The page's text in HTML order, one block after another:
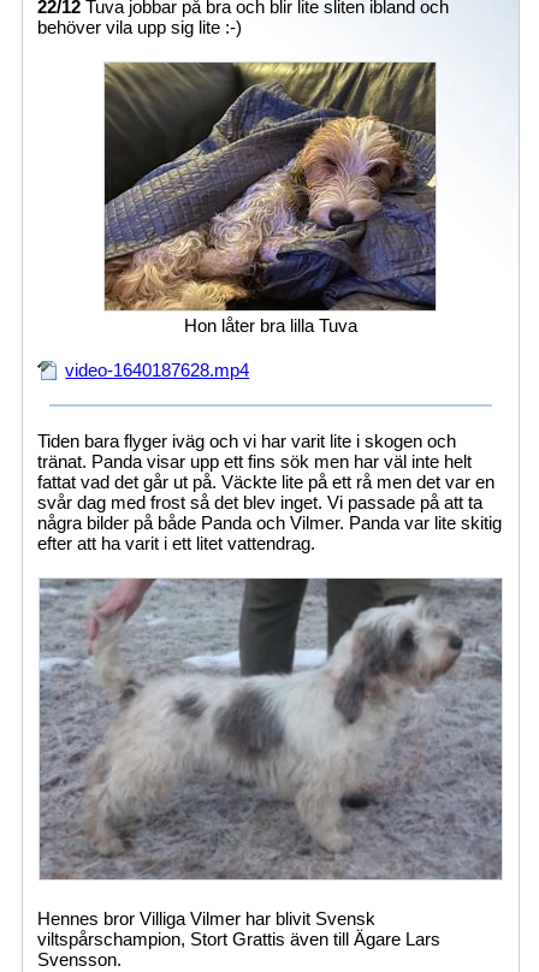
22/12 Tuva jobbar på bra och blir lite sliten ibland och
behöver vila upp sig lite :-)
Hon låter bra lilla Tuva
video-1640187628.mp4
Tiden bara flyger iväg och vi har varit lite i skogen och
tränat. Panda visar upp ett fins sök men har väl inte helt
fattat vad det går ut på. Väckte lite på ett rå men det var en
svår dag med frost så det blev inget. Vi passade på att ta
några bilder på både Panda och Vilmer. Panda var lite skitig
efter att ha varit i ett litet vattendrag.
Hennes bror Villiga Vilmer har blivit Svensk
viltspårschampion, Stort Grattis även till Ägare Lars
Svensson.